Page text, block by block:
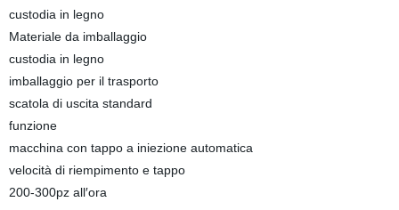
custodia in legno
Materiale da imballaggio
custodia in legno
imballaggio per il trasporto
scatola di uscita standard
funzione
macchina con tappo a iniezione automatica
velocità di riempimento e tappo
200-300pz all′ora